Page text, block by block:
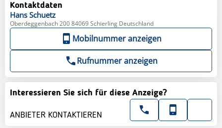
Kontaktdaten
Hans Schuetz
Oberdeggenbach 200 84069 Schierling Deutschland
Mobilnummer anzeigen
Rufnummer anzeigen
Interessieren Sie sich für diese Anzeige?
ANBIETER KONTAKTIEREN